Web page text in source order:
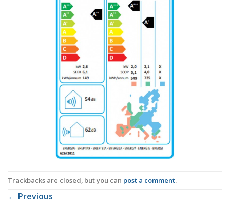
Trackbacks are closed, but you can post a comment.
← Previous